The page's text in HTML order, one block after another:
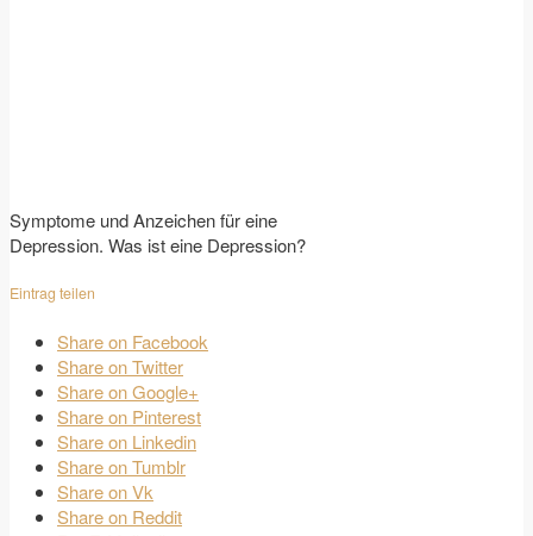
Symptome und Anzeichen für eine
Depression. Was ist eine Depression?
Eintrag teilen
Share on Facebook
Share on Twitter
Share on Google+
Share on Pinterest
Share on Linkedin
Share on Tumblr
Share on Vk
Share on Reddit